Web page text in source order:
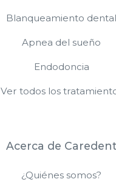
Blanqueamiento dental
Apnea del sueño
Endodoncia
Ver todos los
Acerca de Caredent
¿Quiénes somos?